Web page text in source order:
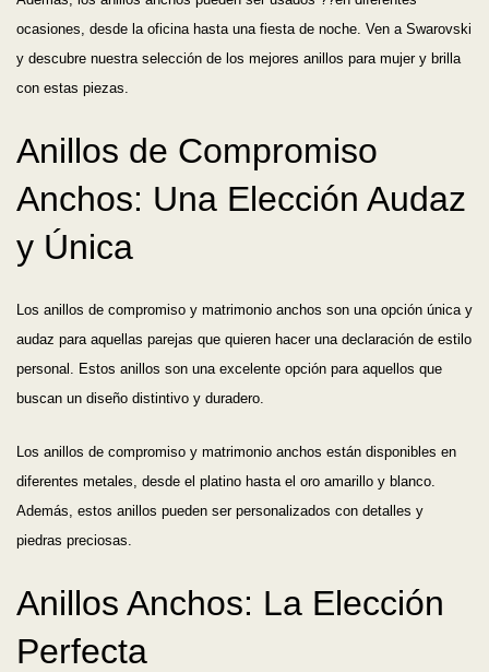
ocasiones, desde la oficina hasta una fiesta de noche. Ven a Swarovski
y descubre nuestra selección de los mejores anillos para mujer y brilla
con estas piezas.
Anillos de Compromiso
Anchos: Una Elección Audaz
y Única
Los anillos de compromiso y matrimonio anchos son una opción única y
audaz para aquellas parejas que quieren hacer una declaración de estilo
personal. Estos anillos son una excelente opción para aquellos que
buscan un diseño distintivo y duradero.
Los anillos de compromiso y matrimonio anchos están disponibles en
diferentes metales, desde el platino hasta el oro amarillo y blanco.
Además, estos anillos pueden ser personalizados con detalles y
piedras preciosas.
Anillos Anchos: La Elección
Perfecta